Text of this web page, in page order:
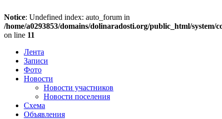
Notice: Undefined index: auto_forum in
/home/a0293853/domains/dolinaradosti.org/public_html/
on line 11
Лента
Записи
Фото
Новости
Новости участников
Новости поселения
Схема
Объявления